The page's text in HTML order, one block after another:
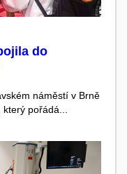
do
náměstí v Brně
pořádá...